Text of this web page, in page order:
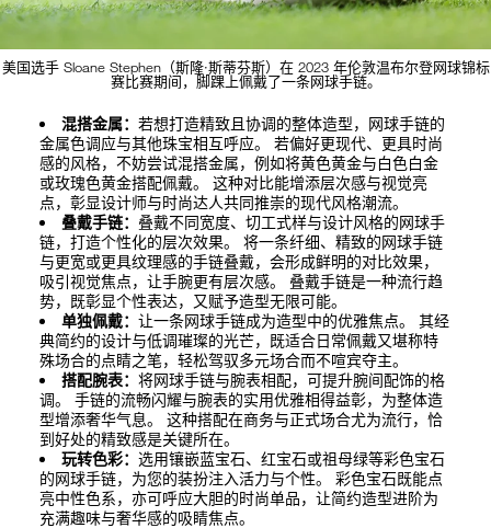
美国选手 Sloane Stephen（斯隆·斯蒂芬斯）在 2023 年伦敦温布尔登网球锦标
赛比赛期间，脚踝上佩戴了一条网球手链。
混搭金属： 若想打造精致且协调的整体造型，网球手链的
金属色调应与其他珠宝相互呼应。 若偏好更现代、更具时尚
感的风格，不妨尝试混搭金属，例如将黄色黄金与白色白金
或玫瑰色黄金搭配佩戴。 这种对比能增添层次感与视觉亮
点，彰显设计师与时尚达人共同推崇的现代风格潮流。
叠戴手链： 叠戴不同宽度、切工式样与设计风格的网球手
链，打造个性化的层次效果。 将一条纤细、精致的网球手链
与更宽或更具纹理感的手链叠戴，会形成鲜明的对比效果，
吸引视觉焦点，让手腕更有层次感。 叠戴手链是一种流行趋
势，既彰显个性表达，又赋予造型无限可能。
单独佩戴： 让一条网球手链成为造型中的优雅焦点。 其经
典简约的设计与低调璀璨的光芒，既适合日常佩戴又堪称特
殊场合的点睛之笔，轻松驾驭多元场合而不喧宾夺主。
搭配腕表： 将网球手链与腕表相配，可提升腕间配饰的格
调。 手链的流畅闪耀与腕表的实用优雅相得益彰，为整体造
型增添奢华气息。 这种搭配在商务与正式场合尤为流行，恰
到好处的精致感是关键所在。
玩转色彩： 选用镶嵌蓝宝石、红宝石或祖母绿等彩色宝石
的网球手链，为您的装扮注入活力与个性。 彩色宝石既能点
亮中性色系，亦可呼应大胆的时尚单品，让简约造型进阶为
充满趣味与奢华感的吸睛焦点。